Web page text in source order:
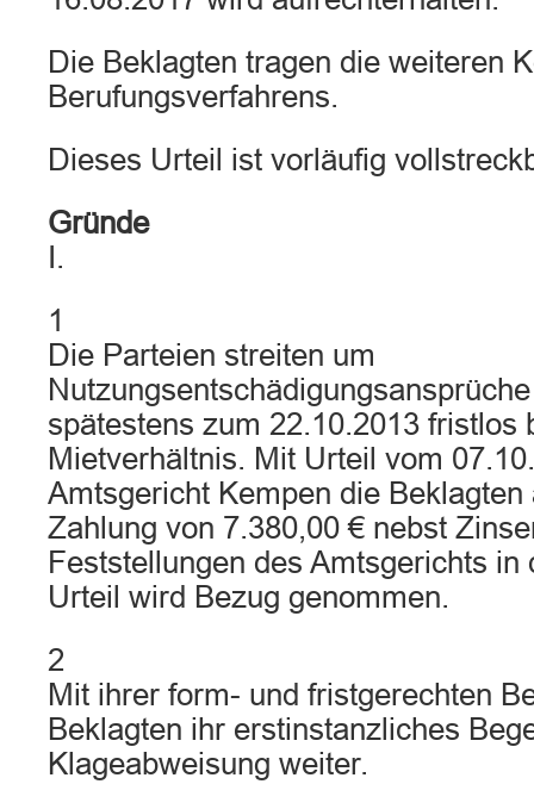
Die Beklagten tragen die weiteren
Berufungsverfahrens.
Dieses Urteil ist vorläufig
Gründe
I.
1
Die Parteien streiten um
spätestens zum 22.10.2013 fristlos
Mietverhältnis. Mit Urteil vom
Amtsgericht Kempen die
Zahlung von 7.380,00 € nebst
Feststellungen des Amtsgerichts in
Urteil wird Bezug genommen.
2
Mit ihrer form- und fristgerechten
Beklagten ihr erstinstanzliches
Klageabweisung weiter.